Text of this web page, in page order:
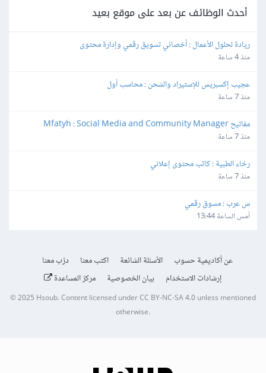
أحدث الوظائف عن بعد على موقع بعيد
ريادة لحلول الأعمال : أخصائي تسويق رقمي وإدارة محتوى
منذ 4 ساعة
عجيب إكسبريس للإستيراد والشحن : محاسب أول
منذ 7 ساعة
مفاتيح Mfatyh : Social Media and Community Manager
منذ 7 ساعة
رخاء الطبية : كاتب محتوى إعلاني
منذ 7 ساعة
س عرب : مسوق رقمي
أمس الساعة 13:44
عن أكاديمية حسوب الأسئلة الشائعة اكتب معنا
درّب معنا
إرشادات الاستخدام
بيان الخصوصية مركز المساعدة
© 2025 Hsoub.Content licensed underCC BY-NC-SA 4.0unless mentioned
otherwise.